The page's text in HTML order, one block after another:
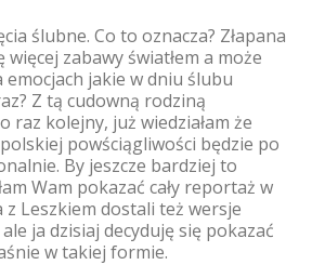
ślubne. Co to oznacza? Złapana
zabawy światłem a może
jakie w dniu ślubu
Z tą cudowną rodziną
raz kolejny, już wiedziałam że
powściągliwości będzie po
By jeszcze bardziej to
Wam pokazać cały reportaż w
z Leszkiem dostali też wersje
ja dzisiaj decyduję się pokazać
w takiej formie.